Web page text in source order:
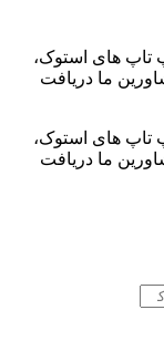
تاپ های استوک،
ما دریافت
تاپ های استوک،
ما دریافت